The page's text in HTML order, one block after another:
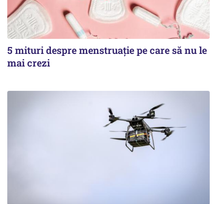
5 mituri despre menstruație pe care să nu le
mai crezi